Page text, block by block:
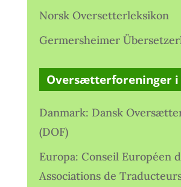
Norsk Oversetterleksikon
Germersheimer
Oversætterforeninger i
Danmark: Dansk
(DOF)
Europa: Conseil Européen
Associations de